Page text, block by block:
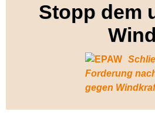
Stopp dem
Forderung
gegen